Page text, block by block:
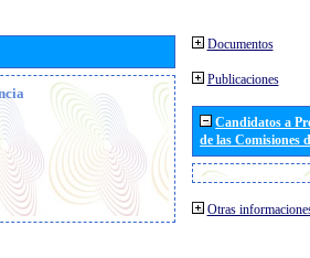
Documentos
Publicaciones
Candidatos a
de las Comisiones
Otras